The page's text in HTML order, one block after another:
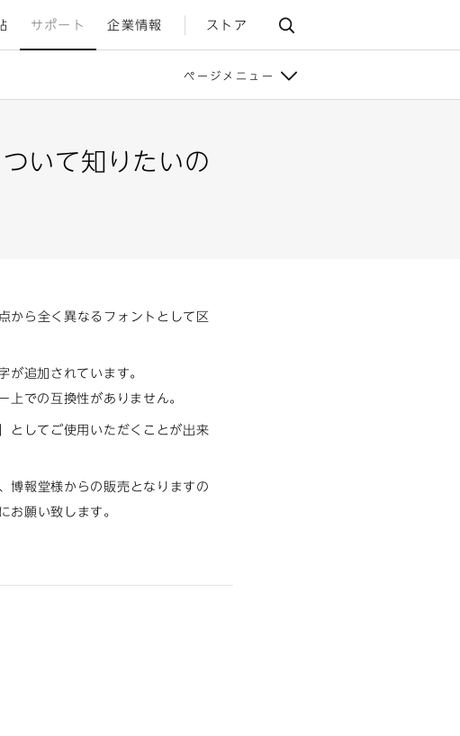
サポート 企業情報 ストア
ページメニュー
いて知りたいの
から全く異なるフォントとして区
が追加されています。
上での互換性がありません。
としてご使用いただくことが出来
博報堂様からの販売となりますの
お願い致します。